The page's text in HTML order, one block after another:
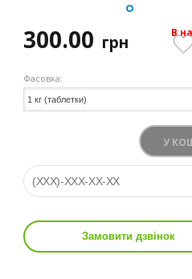
В
300.00 грн
Фасовка:
У
Замовити дзвінок